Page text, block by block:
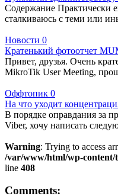
Содержание Практически
сталкиваюсь с теми или
Новости 0
Кратенький фотоотчет
Привет, друзья. Очень
MikroTik User Meeting,
Оффтопик 0
На что уходит
В порядке оправдания за
Viber, хочу написать
Warning: Trying to access
/var/www/html/wp-content/
line 408
Comments: